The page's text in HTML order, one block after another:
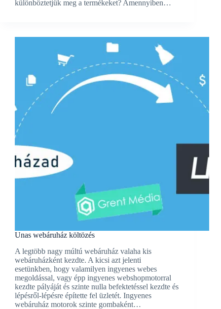
különböztetjük meg a termékeket? Amennyiben…
Unas webáruház költözés
A legtöbb nagy múltú webáruház valaha kis
webáruházként kezdte. A kicsi azt jelenti
esetünkben, hogy valamilyen ingyenes webes
megoldással, vagy épp ingyenes webshopmotorral
kezdte pályáját és szinte nulla befektetéssel kezdte és
lépésről-lépésre építette fel üzletét. Ingyenes
webáruház motorok szinte gombaként…